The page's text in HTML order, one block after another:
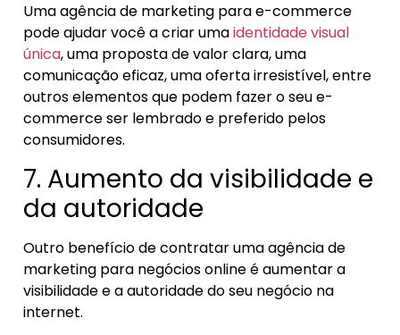
Uma agência de marketing para e-commerce
pode ajudar você a criar umaidentidade visual
única, uma proposta de valor clara, uma
comunicação eficaz, uma oferta irresistível, entre
outros elementos que podem fazer o seu e-
commerce ser lembrado e preferido pelos
consumidores.
7. Aumento da visibilidade e
da autoridade
Outro benefício de contratar uma agência de
marketing para negócios online é aumentar a
visibilidade e a autoridade do seu negócio na
internet.